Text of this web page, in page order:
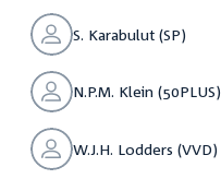
S. Karabulut (SP)
N.P.M. Klein (50PLUS)
W.J.H. Lodders (VVD)